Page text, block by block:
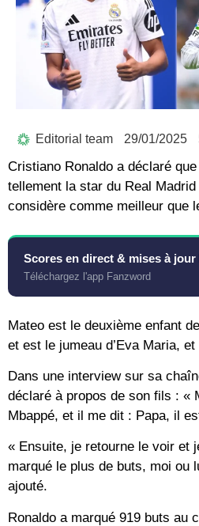
Editorial team 29/01/2025
Cristiano Ronaldo a déclaré
tellement la star du Real Madrid
considère comme meilleur que
Scores en direct & mises à jour
Téléchargez l'app Fanzword
Mateo est le deuxième enfant
et est le jumeau d’Eva Maria,
Dans une interview sur sa
déclaré à propos de son fils : «
Mbappé, et il me dit : Papa, il
« Ensuite, je retourne le voir et
marqué le plus de buts, moi ou
ajouté.
Ronaldo a marqué 919 buts au